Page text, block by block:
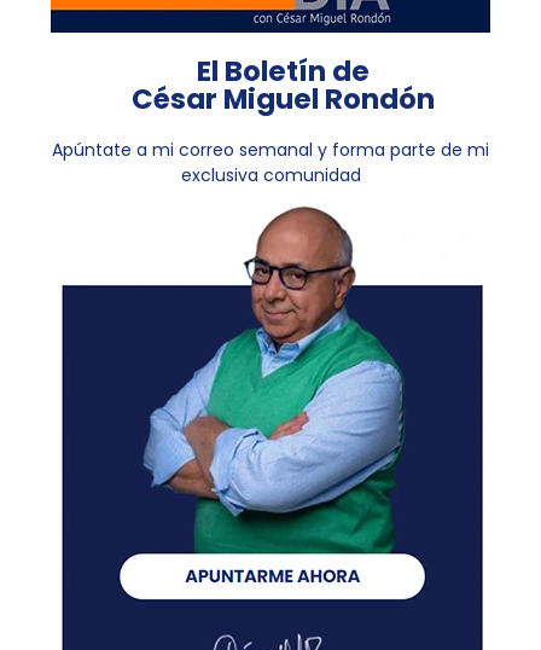
El Boletín de
César Miguel Rondón
Apúntate a mi correo semanal y forma parte de mi
exclusiva comunidad